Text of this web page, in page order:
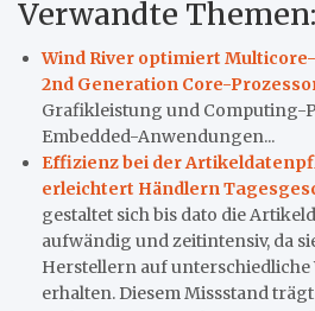
Verwandte Themen:
Wind River optimiert
2nd Generation Core-
Grafikleistung und Computing-
Embedded-Anwendungen...
Effizienz bei der
erleichtert Händlern
gestaltet sich bis dato die
aufwändig und zeitintensiv, da
Herstellern auf unterschiedliche
erhalten. Diesem Missstand